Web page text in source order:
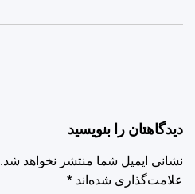
دیدگاهتان را بنویسید
نشانی ایمیل شما منتشر نخواهد شد.
علامت‌گذاری شده‌اند *